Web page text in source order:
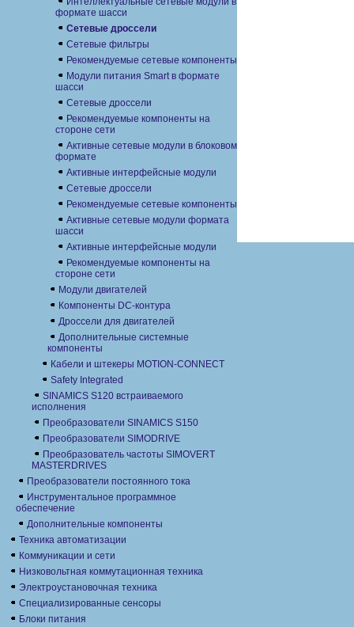
формате шасси
Сетевые дроссели
Сетевые фильтры
Рекомендуемые сетевые компоненты
Модули питания Smart в формате
шасси
Сетевые дроссели
Рекомендуемые компоненты на
стороне сети
Активные сетевые модули в блоковом
формате
Активные интерфейсные модули
Сетевые дроссели
Рекомендуемые сетевые компоненты
Активные сетевые модули формата
шасси
Активные интерфейсные модули
Рекомендуемые компоненты на
стороне сети
Модули двигателей
Компоненты DC-контура
Дроссели для двигателей
Дополнительные системные
компоненты
Кабели и штекеры MOTION-CONNECT
Safety Integrated
SINAMICS S120 встраиваемого
исполнения
Преобразователи SINAMICS S150
Преобразователи SIMODRIVE
Преобразователь частоты SIMOVERT
MASTERDRIVES
Преобразователи постоянного тока
Инструментальное программное
обеспечение
Дополнительные компоненты
Техника автоматизации
Коммуникации и сети
Низковольтная коммутационная техника
Электроустановочная техника
Специализированные сенсоры
Блоки питания